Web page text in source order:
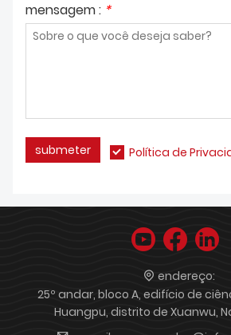
mensagem : *
submeter Política de
endereço:
25º andar, bloco A, edifício de
Huangpu, distrito de Xuanwu,